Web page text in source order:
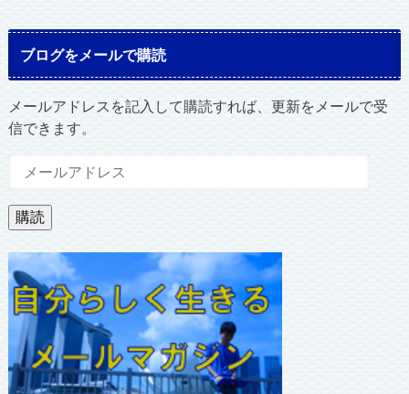
ブログをメールで購読
メールアドレスを記入して購読すれば、更新をメールで受
信できます。
ル
ア
ド
レ
ス
購読